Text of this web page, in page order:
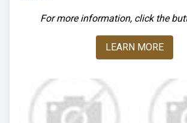
For more information, click the
LEARN MORE